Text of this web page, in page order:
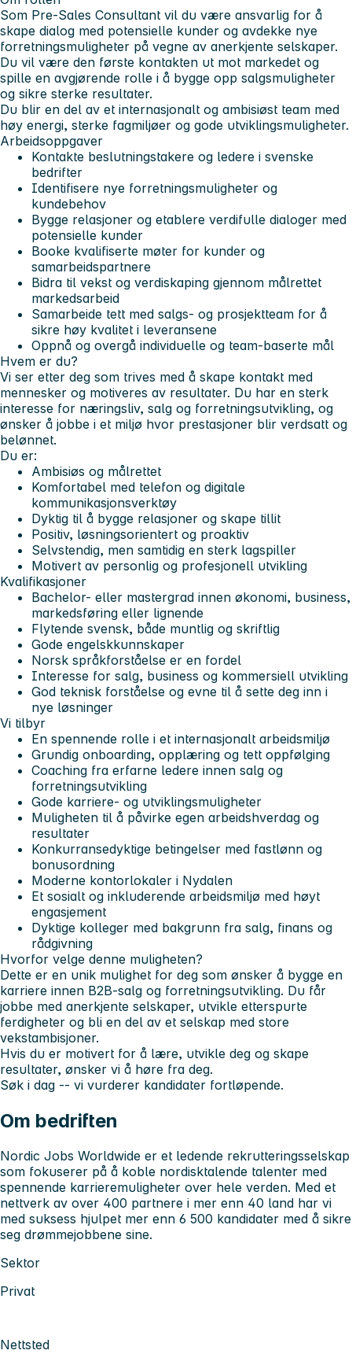
Som Pre-Sales Consultant vil du være ansvarlig for å
skape dialog med potensielle kunder og avdekke nye
forretningsmuligheter på vegne av anerkjente selskaper.
Du vil være den første kontakten ut mot markedet og
spille en avgjørende rolle i å bygge opp salgsmuligheter
og sikre sterke resultater.
Du blir en del av et internasjonalt og ambisiøst team med
høy energi, sterke fagmiljøer og gode utviklingsmuligheter.
Arbeidsoppgaver
Kontakte beslutningstakere og ledere i svenske
bedrifter
Identifisere nye forretningsmuligheter og
kundebehov
Bygge relasjoner og etablere verdifulle dialoger med
potensielle kunder
Booke kvalifiserte møter for kunder og
samarbeidspartnere
Bidra til vekst og verdiskaping gjennom målrettet
markedsarbeid
Samarbeide tett med salgs- og prosjektteam for å
sikre høy kvalitet i leveransene
Oppnå og overgå individuelle og team-baserte mål
Hvem er du?
Vi ser etter deg som trives med å skape kontakt med
mennesker og motiveres av resultater. Du har en sterk
interesse for næringsliv, salg og forretningsutvikling, og
ønsker å jobbe i et miljø hvor prestasjoner blir verdsatt og
belønnet.
Du er:
Ambisiøs og målrettet
Komfortabel med telefon og digitale
kommunikasjonsverktøy
Dyktig til å bygge relasjoner og skape tillit
Positiv, løsningsorientert og proaktiv
Selvstendig, men samtidig en sterk lagspiller
Motivert av personlig og profesjonell utvikling
Kvalifikasjoner
Bachelor- eller mastergrad innen økonomi, business,
markedsføring eller lignende
Flytende svensk, både muntlig og skriftlig
Gode engelskkunnskaper
Norsk språkforståelse er en fordel
Interesse for salg, business og kommersiell utvikling
God teknisk forståelse og evne til å sette deg inn i
nye løsninger
Vi tilbyr
En spennende rolle i et internasjonalt arbeidsmiljø
Grundig onboarding, opplæring og tett oppfølging
Coaching fra erfarne ledere innen salg og
forretningsutvikling
Gode karriere- og utviklingsmuligheter
Muligheten til å påvirke egen arbeidshverdag og
resultater
Konkurransedyktige betingelser med fastlønn og
bonusordning
Moderne kontorlokaler i Nydalen
Et sosialt og inkluderende arbeidsmiljø med høyt
engasjement
Dyktige kolleger med bakgrunn fra salg, finans og
rådgivning
Hvorfor velge denne muligheten?
Dette er en unik mulighet for deg som ønsker å bygge en
karriere innen B2B-salg og forretningsutvikling. Du får
jobbe med anerkjente selskaper, utvikle etterspurte
ferdigheter og bli en del av et selskap med store
vekstambisjoner.
Hvis du er motivert for å lære, utvikle deg og skape
resultater, ønsker vi å høre fra deg.
Søk i dag -- vi vurderer kandidater fortløpende.
Om bedriften
Nordic Jobs Worldwide er et ledende rekrutteringsselskap
som fokuserer på å koble nordisktalende talenter med
spennende karrieremuligheter over hele verden. Med et
nettverk av over 400 partnere i mer enn 40 land har vi
med suksess hjulpet mer enn 6 500 kandidater med å sikre
seg drømmejobbene sine.
Sektor
Privat
Nettsted